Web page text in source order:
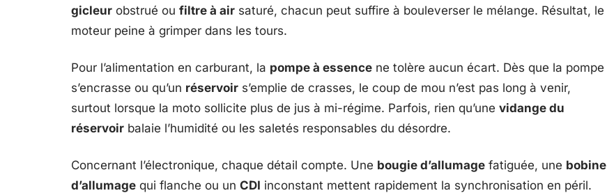
gicleur obstrué ou filtre à air saturé, chacun peut suffire à bouleverser le mélange. Résultat, le
moteur peine à grimper dans les tours.
Pour l’alimentation en carburant, la pompe à essence ne tolère aucun écart. Dès que la pompe
s’encrasse ou qu’un réservoir s’emplie de crasses, le coup de mou n’est pas long à venir,
surtout lorsque la moto sollicite plus de jus à mi-régime. Parfois, rien qu’une vidange du
réservoir balaie l’humidité ou les saletés responsables du désordre.
Concernant l’électronique, chaque détail compte. Une bougie d’allumage fatiguée, une bobine
d’allumage qui flanche ou un CDI inconstant mettent rapidement la synchronisation en péril.